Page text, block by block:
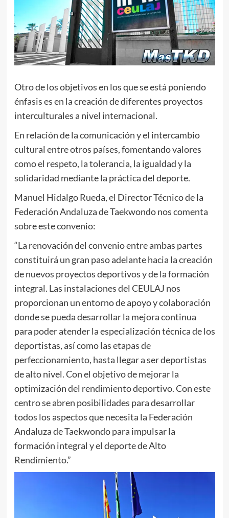
Otro de los objetivos en los que se está poniendo
énfasis es en la creación de diferentes proyectos
interculturales a nivel internacional.
En relación de la comunicación y el intercambio
cultural entre otros países, fomentando valores
como el respeto, la tolerancia, la igualdad y la
solidaridad mediante la práctica del deporte.
Manuel Hidalgo Rueda, el Director Técnico de la
Federación Andaluza de Taekwondo nos comenta
sobre este convenio:
“La renovación del convenio entre ambas partes
constituirá un gran paso adelante hacia la creación
de nuevos proyectos deportivos y de la formación
integral. Las instalaciones del CEULAJ nos
proporcionan un entorno de apoyo y colaboración
donde se pueda desarrollar la mejora continua
para poder atender la especialización técnica de los
deportistas, así como las etapas de
perfeccionamiento, hasta llegar a ser deportistas
de alto nivel. Con el objetivo de mejorar la
optimización del rendimiento deportivo. Con este
centro se abren posibilidades para desarrollar
todos los aspectos que necesita la Federación
Andaluza de Taekwondo para impulsar la
formación integral y el deporte de Alto
Rendimiento.”